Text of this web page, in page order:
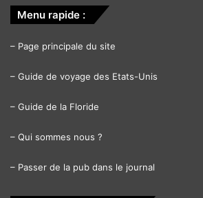
Menu rapide :
– Page principale du site
– Guide de voyage des Etats-Unis
– Guide de la Floride
– Qui sommes nous ?
– Passer de la pub dans le journal